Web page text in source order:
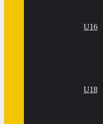
U16
U18